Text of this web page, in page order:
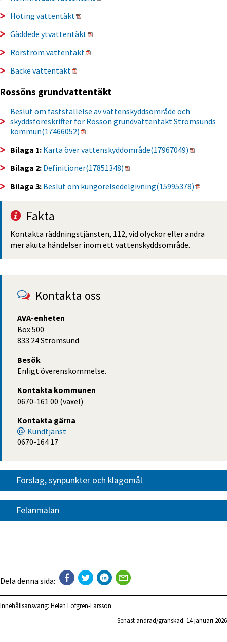
Hoting vattentäkt Pdf, 446 kB, öppnas i nytt fönster.
Gäddede ytvattentäkt Pdf, 4 MB, öppnas i nytt fönster.
Rörström vattentäkt Pdf, 81 kB, öppnas i nytt fönster.
Backe vattentäkt Pdf, 972 kB, öppnas i nytt fönster.
Rossöns grundvattentäkt
Beslut om fastställelse av vattenskyddsområde och
skyddsföreskrifter för Rossön grundvattentäkt Strömsunds
kommun(17466052) Pdf, 1 MB, öppnas i nytt fönster.
Bilaga 1: Karta över vattenskyddområde(17967049) Pdf, 845
Bilaga 2: Definitioner(17851348) Pdf, 240 kB, öppnas i nytt
Bilaga 3: Beslut om kungörelsedelgivning(15995378) Pdf,
Fakta
Kontakta räddnings­tjänsten, 112, vid olyckor eller andra
mer akuta händelser inom ett vatten­skydds­område.
Kontakta oss
AVA-enheten
Box 500
833 24 Strömsund
Besök
Enligt överenskommelse.
Kontakta kommunen
0670-161 00 (växel)
Kontakta gärna
Kundtjänst
0670-164 17
Förslag, synpunkter och klagomål
Felanmälan
Dela denna sida:
Innehållsansvarig: Helen Löfgren-Larsson
Senast ändrad/granskad: 14 januari 2026